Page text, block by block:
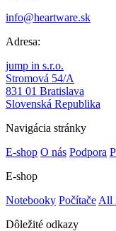
info@heartware.sk
Adresa:
jump in s.r.o.
Stromová 54/A
831 01 Bratislava
Slovenská Republika
Navigácia stránky
E-shop O nás Podpora
E-shop
Notebooky Počítače All
Dôležité odkazy